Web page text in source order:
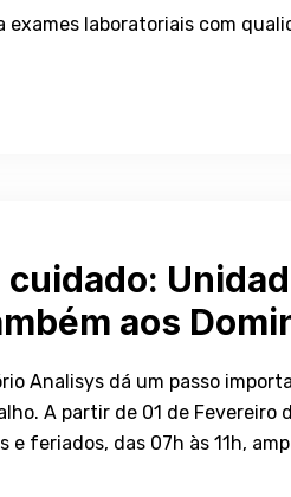
exames laboratoriais com
aos
Analisys dá um passo
A partir de 01 de Fevereiro
feriados, das 07h às 11h,